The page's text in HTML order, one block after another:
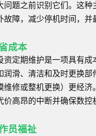
问题之前识别它们。这种
故障，减少停机时间，并
成本
资定期维护是一项具有成
润滑、清洁和及时更换部
维修或整机更换）更经济
价高昂的中断并确保数控
员福祉